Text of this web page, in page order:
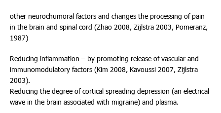
other neurochumoral factors and changes the processing of pain
in the brain and spinal cord (Zhao 2008, Zijlstra 2003, Pomeranz,
1987)
Reducing inflammation – by promoting release of vascular and
immunomodulatory factors (Kim 2008, Kavoussi 2007, Zijlstra
2003).
Reducing the degree of cortical spreading depression (an electrical
wave in the brain associated with migraine) and plasma.